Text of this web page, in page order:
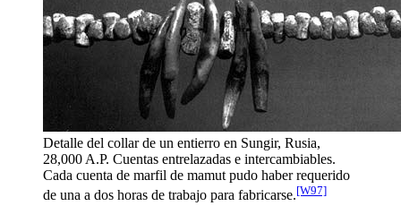
Detalle del collar de un entierro en Sungir, Rusia,
28,000 A.P. Cuentas entrelazadas e intercambiables.
Cada cuenta de marfil de mamut pudo haber requerido
de una a dos horas de trabajo para fabricarse.[W97]